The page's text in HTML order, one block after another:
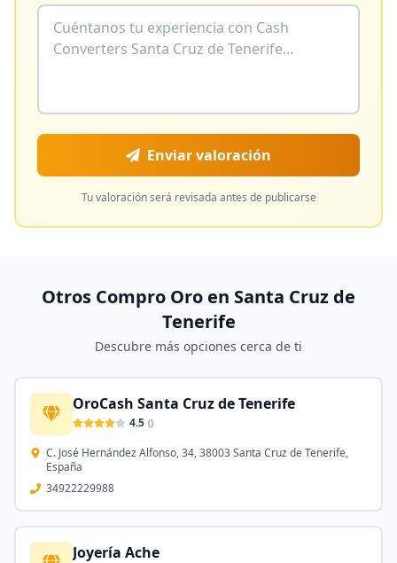
Enviar valoración
Tu valoración será revisada antes de publicarse
Otros Compro Oro en Santa Cruz de
Tenerife
Descubre más opciones cerca de ti
OroCash Santa Cruz de Tenerife
4.5 ()
C. José Hernández Alfonso, 34, 38003 Santa Cruz de Tenerife,
España
34922229988
Joyería Ache